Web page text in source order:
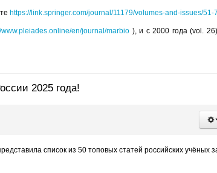
https://link.springer.com/journal/11179/volumes-and-issues/51-
www.pleiades.online/en/journal/marbio ), и с 2000 года (vol.
2025 года!
список из 50 топовых статей российских учёных